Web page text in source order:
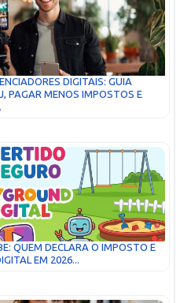
DIGITAIS: GUIA
PAGAR MENOS IMPOSTOS E
QUEM DECLARA O IMPOSTO E
EM 2026...